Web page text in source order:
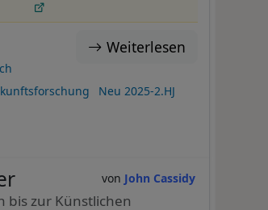
Weiterlesen
Neu 2025-2.HJ
John Cassidy
bis zur Künstlichen